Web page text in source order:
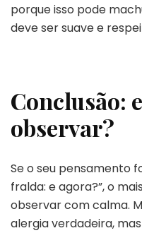
porque isso pode
deve ser suave e
Conclusão:
observar?
Se o seu pensamento
fralda: e agora?”, o
observar com calma.
alergia verdadeira,